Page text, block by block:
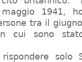
1941,
tra il
cui sono
solo